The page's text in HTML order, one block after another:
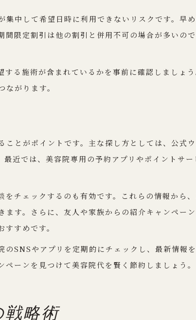
中して希望日時に利用できないリスクです。早
限定割引は他の割引と併用不可の場合が多いの
る施術が含まれているかを事前に確認しましょ
がります。
とがポイントです。主な探し方としては、公式
近では、美容院専用の予約アプリやポイントサ
チェックするのも有効です。これらの情報から
す。さらに、友人や家族からの紹介キャンペー
すめです。
SNSやアプリを定期的にチェックし、最新情報
ーンを見つけて美容院代を賢く節約しましょう。
戦略術